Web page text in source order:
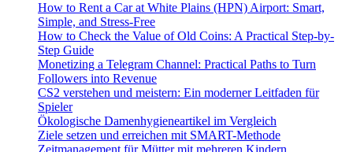
How to Rent a Car at White Plains (HPN) Airport: Smart,
Simple, and Stress-Free
How to Check the Value of Old Coins: A Practical Step-by-
Step Guide
Monetizing a Telegram Channel: Practical Paths to Turn
Followers into Revenue
CS2 verstehen und meistern: Ein moderner Leitfaden für
Spieler
Ökologische Damenhygieneartikel im Vergleich
Ziele setzen und erreichen mit SMART-Methode